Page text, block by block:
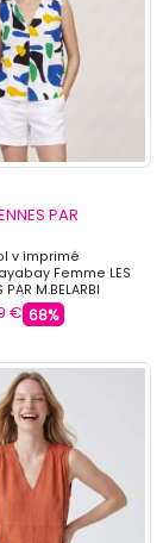
PAR
v imprimé
Femme LES
PAR M.BELARBI
€ 68%